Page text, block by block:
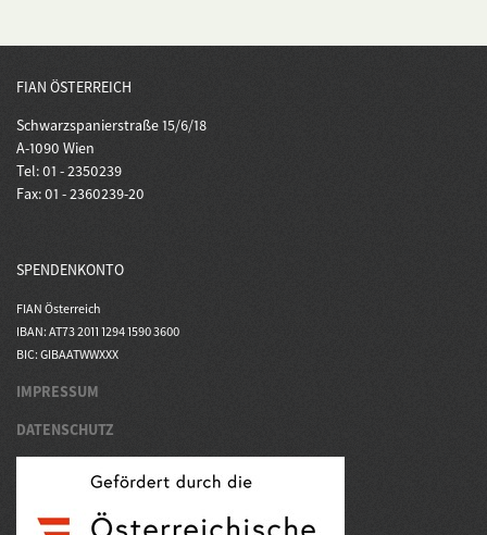
FIAN ÖSTERREICH
Schwarzspanierstraße 15/6/18
A-1090 Wien
Tel: 01 - 2350239
Fax: 01 - 2360239-20
SPENDENKONTO
FIAN Österreich
IBAN: AT73 2011 1294 1590 3600
BIC: GIBAATWWXXX
IMPRESSUM
DATENSCHUTZ